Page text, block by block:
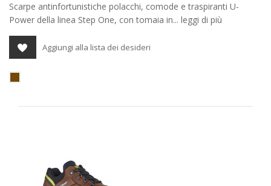
Scarpe antinfortunistiche polacchi, comode e traspiranti U-
Power della linea Step One, con tomaia in... leggi di più
Aggiungi alla lista dei desideri